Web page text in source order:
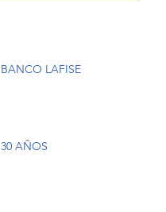
BANCO LAFISE
30 AÑOS